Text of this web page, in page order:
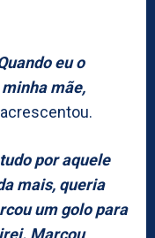
eu o
mãe,
acrescentou.
por aquele
mais, queria
um golo para
Marcou